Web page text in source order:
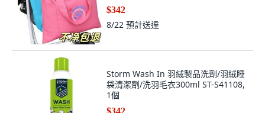
$342
8/22 預計送達
Storm Wash In 羽絨製品洗劑/羽絨睡
袋清潔劑/洗羽毛衣300ml ST-S41108,
1個
$342